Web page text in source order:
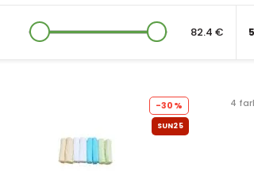
82.4 €
-30%
SUN25
4